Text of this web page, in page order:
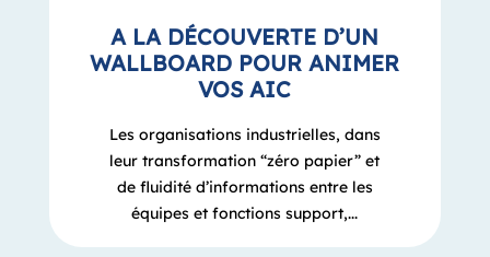
A LA DÉCOUVERTE D’UN
WALLBOARD POUR ANIMER
VOS AIC
Les organisations industrielles, dans
leur transformation “zéro papier” et
de fluidité d’informations entre les
équipes et fonctions support,...